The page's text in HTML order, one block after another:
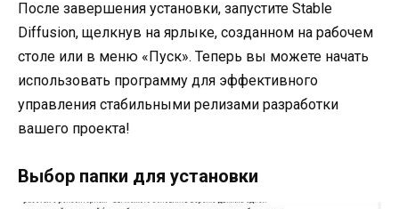
После завершения установки, запустите Stable
Diffusion, щелкнув на ярлыке, созданном на рабочем
столе или в меню «Пуск». Теперь вы можете начать
использовать программу для эффективного
управления стабильными релизами разработки
вашего проекта!
Выбор папки для установки